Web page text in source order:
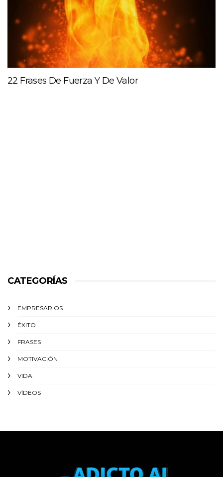
22 Frases De Fuerza Y De Valor
CATEGORÍAS
EMPRESARIOS
ÉXITO‬
FRASES
MOTIVACIÓN
VIDA
VÍDEOS